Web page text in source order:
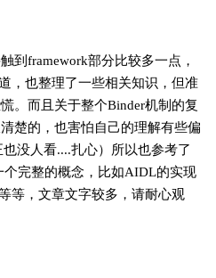
到framework部分比较多一点，
，也整理了一些相关知识，但准
。而且关于整个Binder机制的复
楚的，也害怕自己的理解有些偏
没人看....扎心）所以也参考了
完整的概念，比如AIDL的实现
等，文章文字较多，请耐心观